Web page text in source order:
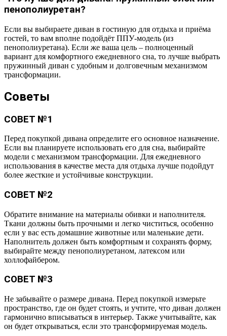
пенополиуретан?
Если вы выбираете диван в гостиную для отдыха и приёма
гостей, то вам вполне подойдёт ППУ-модель (из
пенополиуретана). Если же ваша цель – полноценный
вариант для комфортного ежедневного сна, то лучше выбрать
пружинный диван с удобным и долговечным механизмом
трансформации.
Советы
СОВЕТ №1
Перед покупкой дивана определите его основное назначение.
Если вы планируете использовать его для сна, выбирайте
модели с механизмом трансформации. Для ежедневного
использования в качестве места для отдыха лучше подойдут
более жесткие и устойчивые конструкции.
СОВЕТ №2
Обратите внимание на материалы обивки и наполнителя.
Ткани должны быть прочными и легко чиститься, особенно
если у вас есть домашние животные или маленькие дети.
Наполнитель должен быть комфортным и сохранять форму,
выбирайте между пенополиуретаном, латексом или
холлофайбером.
СОВЕТ №3
Не забывайте о размере дивана. Перед покупкой измерьте
пространство, где он будет стоять, и учтите, что диван должен
гармонично вписываться в интерьер. Также учитывайте, как
он будет открываться, если это трансформируемая модель.